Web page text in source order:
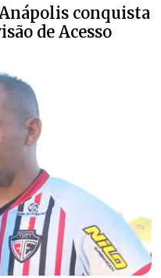
conquista
de Acesso